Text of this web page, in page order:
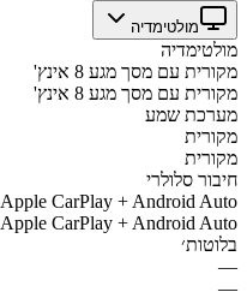
מולטימדיה
מולטימדיה
מקורית עם מסך מגע 8 אינץ'
מקורית עם מסך מגע 8 אינץ'
מערכת שמע
מקורית
מקורית
חיבור סלולרי
Apple CarPlay + Android Auto
Apple CarPlay + Android Auto
בלוטות׳
—
—